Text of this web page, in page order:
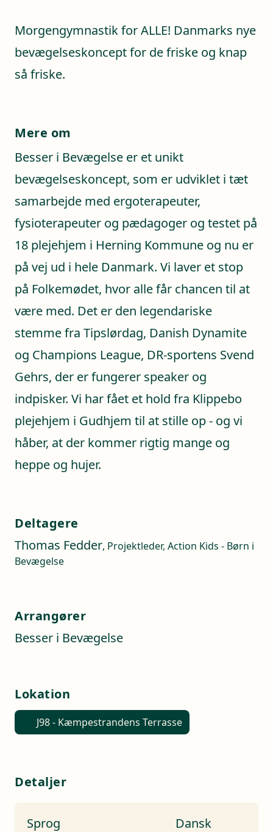
Morgengymnastik for ALLE! Danmarks nye
bevægelseskoncept for de friske og knap
så friske.
Mere om
Besser i Bevægelse er et unikt
bevægelseskoncept, som er udviklet i tæt
samarbejde med ergoterapeuter,
fysioterapeuter og pædagoger og testet på
18 plejehjem i Herning Kommune og nu er
på vej ud i hele Danmark. Vi laver et stop
på Folkemødet, hvor alle får chancen til at
være med. Det er den legendariske
stemme fra Tipslørdag, Danish Dynamite
og Champions League, DR-sportens Svend
Gehrs, der er fungerer speaker og
indpisker. Vi har fået et hold fra Klippebo
plejehjem i Gudhjem til at stille op - og vi
håber, at der kommer rigtig mange og
heppe og hujer.
Deltagere
Thomas Fedder, Projektleder, Action Kids - Børn i
Bevægelse
Arrangører
Besser i Bevægelse
Lokation
J98 - Kæmpestrandens Terrasse
Detaljer
Sprog
Dansk